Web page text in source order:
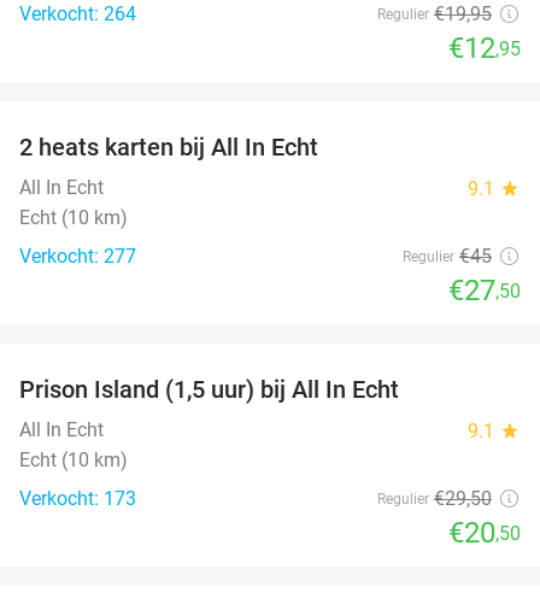
Verkocht: 264
Regulier €19,95
€12,95
2 heats karten bij All In Echt
All In Echt 9.1 star
Echt (10 km)
Verkocht: 277
Regulier €45
€27,50
Prison Island (1,5 uur) bij All In Echt
All In Echt 9.1 star
Echt (10 km)
Verkocht: 173
Regulier €29,50
€20,50